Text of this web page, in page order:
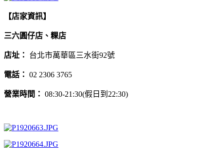
【店家資訊】
三六圓仔店、粿店
店址： 台北市萬華區三水街92號
電話： 02 2306 3765
營業時間： 08:30-21:30(假日到22:30)